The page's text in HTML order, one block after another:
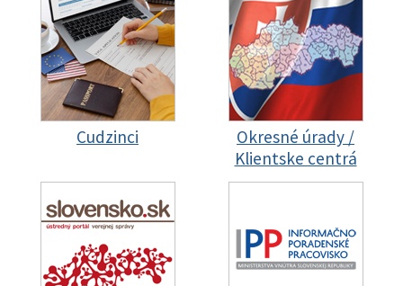
Cudzinci
Okresné úrady /
Klientske centrá